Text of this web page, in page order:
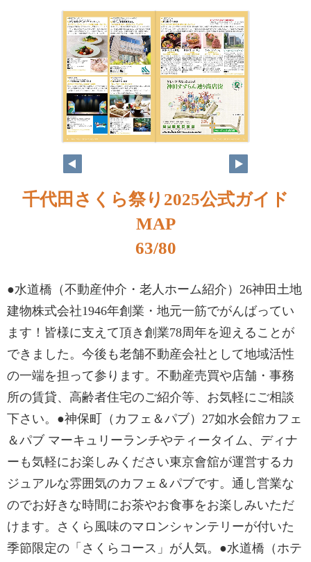
千代田さくら祭り2025公式ガイド
MAP
63/80
●水道橋（不動産仲介・老人ホーム紹介）26神田土地
建物株式会社1946年創業・地元一筋でがんばってい
ます！皆様に支えて頂き創業78周年を迎えることが
できました。今後も老舗不動産会社として地域活性
の一端を担って参ります。不動産売買や店舗・事務
所の賃貸、高齢者住宅のご紹介等、お気軽にご相談
下さい。●神保町（カフェ＆パブ）27如水会館カフェ
＆パブ マーキュリーランチやティータイム、ディナ
ーも気軽にお楽しみください東京會舘が運営するカ
ジュアルな雰囲気のカフェ＆パブです。通し営業な
のでお好きな時間にお茶やお食事をお楽しみいただ
けます。さくら風味のマロンシャンテリーが付いた
季節限定の「さくらコース」が人気。●水道橋（ホテ